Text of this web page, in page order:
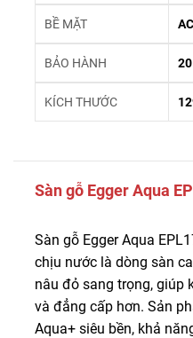
BỀ MẶT
BẢO HÀNH
KÍCH THƯỚC
Sàn gỗ Egger Aqua
Sàn gỗ Egger Aqua
chịu nước là dòng sàn
nâu đỏ sang trọng, giúp
và đẳng cấp hơn. Sản
Aqua+ siêu bền, khả